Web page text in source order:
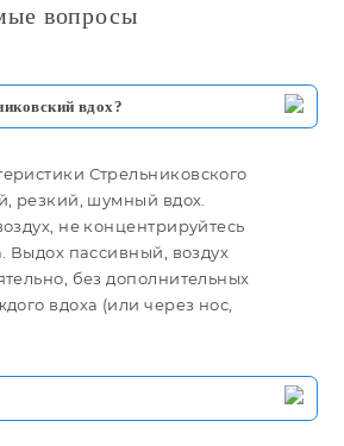
вопросы
вдох?
Стрельниковского
резкий, шумный вдох.
не концентрируйтесь
Выдох пассивный, воздух
без дополнительных
вдоха (или через нос,